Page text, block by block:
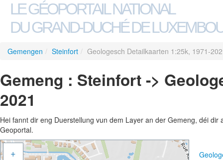
LE GÉOPORTAIL NATIONAL
DU GRAND-DUCHÉ DE
Gemengen / Steinfort / Geologesch Detailkaarten 1:25k, 1971-
Gemeng : Steinfort ->
2021
Hei fannt dir eng Duerstellung vun dem Layer an der Gemeng, déi
Geoportal.
+